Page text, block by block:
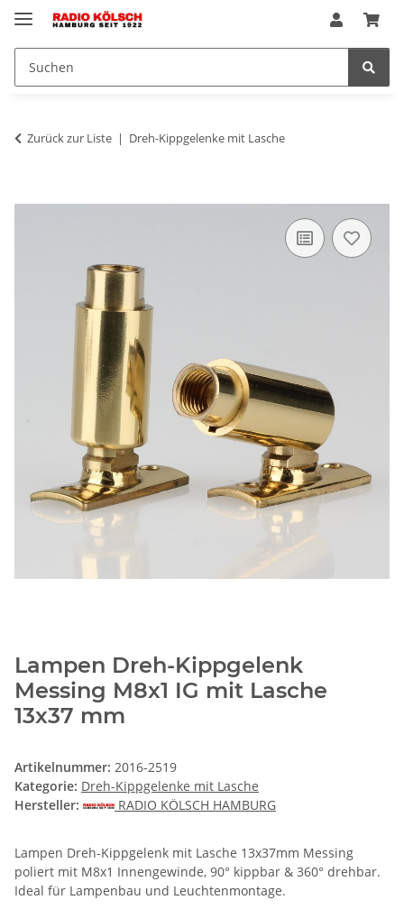
Zurück zur Liste Dreh-Kippgelenke mit Lasche
Lampen Dreh-Kippgelenk
Messing M8x1 IG mit Lasche
13x37 mm
Artikelnummer: 2016-2519
Kategorie: Dreh-Kippgelenke mit Lasche
Hersteller:
RADIO KÖLSCH HAMBURG
Lampen Dreh-Kippgelenk mit Lasche 13x37mm Messing
poliert mit M8x1 Innengewinde, 90° kippbar & 360° drehbar.
Ideal für Lampenbau und Leuchtenmontage.